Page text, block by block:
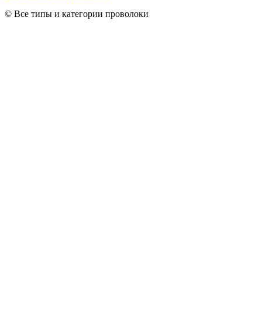
© Все типы и категории проволоки